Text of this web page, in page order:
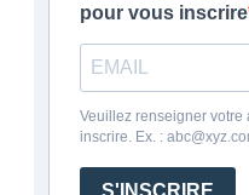
pour vous inscrire
Veuillez renseigner
inscrire. Ex. :